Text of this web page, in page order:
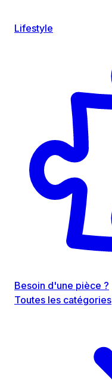
Lifestyle
Besoin d'une pièce ?
Toutes les catégories